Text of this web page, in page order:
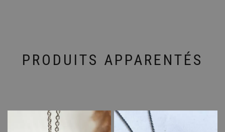
PRODUITS APPARENTÉS